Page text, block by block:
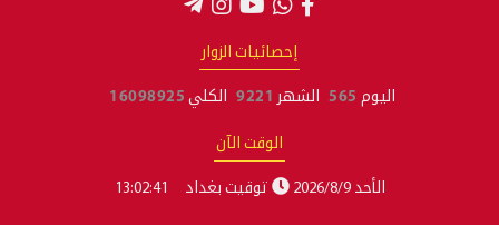
إحصائيات الزوار
اليوم 565 الشهر 9221 الكلي 16098925
الوقت الآن
الأحد 2026/8/9 توقيت بغداد 13:02:41